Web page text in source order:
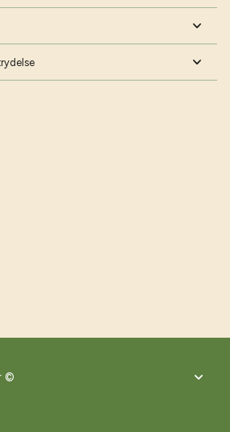
©